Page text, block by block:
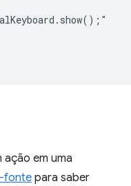
ação em uma
fonte para saber